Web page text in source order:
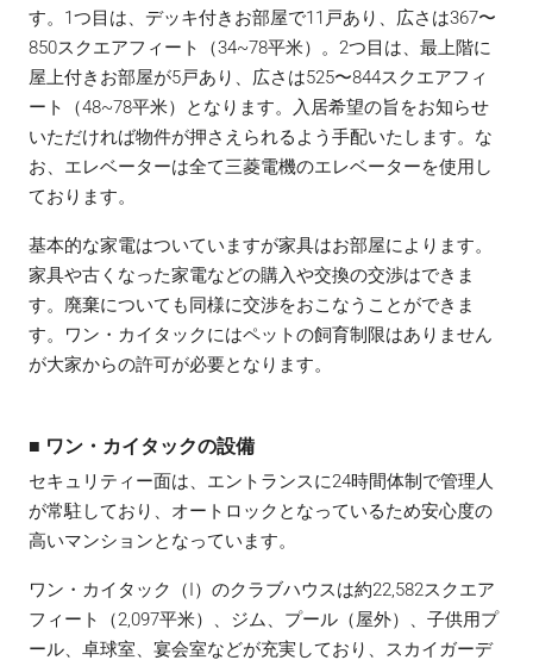
す。1つ目は、デッキ付きお部屋で11戸あり、広さは367〜
850スクエアフィート（34~78平米）。2つ目は、最上階に
屋上付きお部屋が5戸あり、広さは525〜844スクエアフィ
ート（48~78平米）となります。入居希望の旨をお知らせ
いただければ物件が押さえられるよう手配いたします。な
お、エレベーターは全て三菱電機のエレベーターを使用し
ております。
基本的な家電はついていますが家具はお部屋によります。
家具や古くなった家電などの購入や交換の交渉はできま
す。廃棄についても同様に交渉をおこなうことができま
す。ワン・カイタックにはペットの飼育制限はありません
が大家からの許可が必要となります。
■ ワン・カイタックの設備
セキュリティー面は、エントランスに24時間体制で管理人
が常駐しており、オートロックとなっているため安心度の
高いマンションとなっています。
ワン・カイタック（I）のクラブハウスは約22,582スクエア
フィート（2,097平米）、ジム、プール（屋外）、子供用プ
ール、卓球室、宴会室などが充実しており、スカイガーデ